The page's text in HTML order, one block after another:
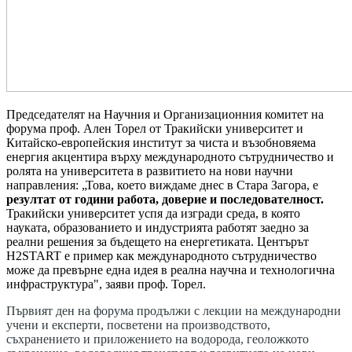
Председателят на Научния и Организационния комитет на
форума проф. Ален Торел от Тракийски университет и
Китайско-европейския институт за чиста и възобновяема
енергия акцентира върху международното сътрудничество и
ролята на университета в развитието на нови научни
направления: „Това, което виждаме днес в Стара Загора, е
резултат от години работа, доверие и последователност.
Тракийски университет успя да изгради среда, в която
науката, образованието и индустрията работят заедно за
реални решения за бъдещето на енергетиката. Центърът
H2START е пример как международното сътрудничество
може да превърне една идея в реална научна и технологична
инфраструктура", заяви проф. Торел.
Първият ден на форума продължи с лекции на международни
учени и експерти, посветени на производството,
съхранението и приложението на водорода, геоложкото